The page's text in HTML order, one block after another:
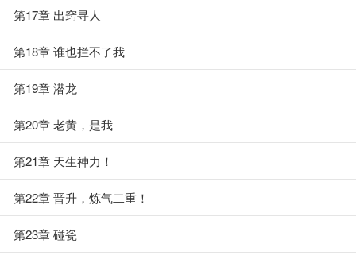
第17章 出窍寻人
第18章 谁也拦不了我
第19章 潜龙
第20章 老黄，是我
第21章 天生神力！
第22章 晋升，炼气二重！
第23章 碰瓷